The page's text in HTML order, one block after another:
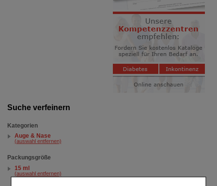
Suche verfeinern
Kategorien
Auge & Nase
(auswahl entfernen)
Packungsgröße
15 ml
(auswahl entfernen)